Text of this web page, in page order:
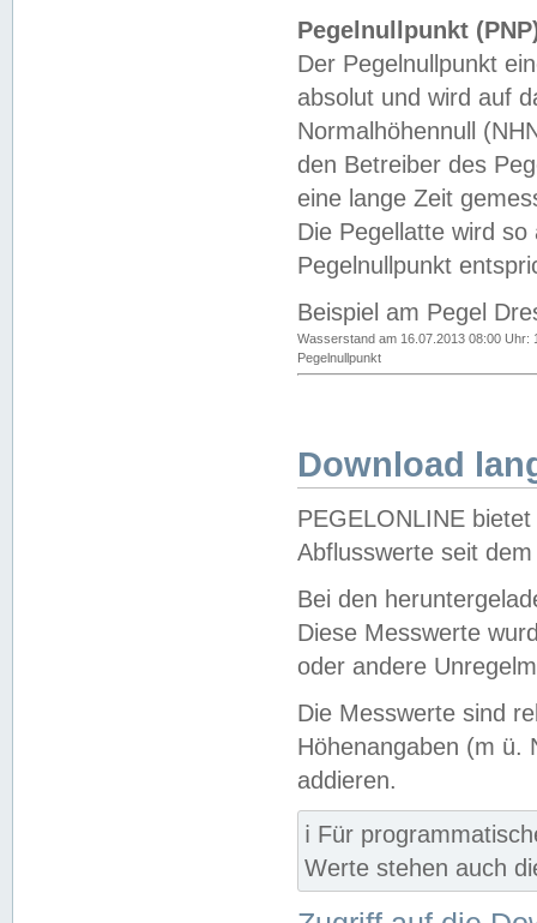
Pegelnullpunkt
Der Pegelnullpunkt
absolut und wird auf
Normalhöhennull
den Betreiber des
eine lange Zeit
Die Pegellatte wird
Pegelnullpunkt
Beispiel am Pegel
Wasserstand am 16.07.2013 08:00 Uhr:
Pegelnullpunkt
Download
PEGELONLINE
Abflusswerte seit
Bei den
Diese Messwerte
oder andere
Die Messwerte sind
Höhenangaben (m ü.
addieren.
ℹ️ Für
Werte stehen auch